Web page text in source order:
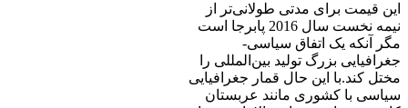
این قیمت برای مدتی طولانی‌تر از
نیمه نخست سال 2016 پابرجا است
مگر آنکه یک اتفاق سیاسی-
جغرافیایی بزرگ تولید بین‌المللی را
مختل کند.با این حال قمار جغرافیایی
سیاسی با کشوری مانند عربستان